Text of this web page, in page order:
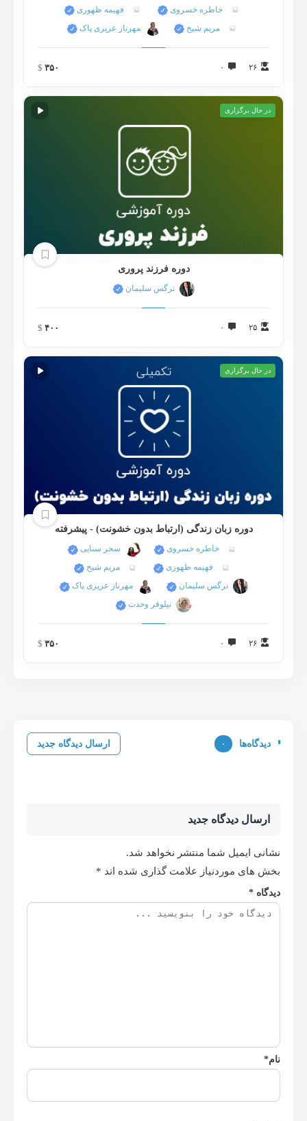
خاطره خسروی
فهیمه ظهوری
مریم شیخ
مهرناز عزیزی پاک
۲۶ ۰ ۳۵۰ $
در حال برگزاری
دوره فرزند پروری
نرگس سلیمان
۲۵ ۰ ۴۰۰ $
در حال برگزاری
دوره زبان زندگی (ارتباط بدون خشونت) - پیشرفته
خاطره خسروی
سحر سنايی
فهیمه ظهوری
مریم شیخ
نرگس سلیمان
مهرناز عزیزی پاک
نيلوفر وحدت
۲۶ ۰ ۳۵۰ $
دیدگاه‌ها ۰ ارسال دیدگاه جدید
ارسال دیدگاه جدید
نشانی ایمیل شما منتشر نخواهد شد.
بخش های موردنیاز علامت گذاری شده اند *
دیدگاه *
نام*